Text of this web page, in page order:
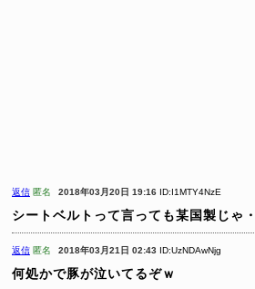
返信 匿名 2018年03月20日 19:16 ID:I1MTY4NzE
シートベルトって言っても某国製じゃ
返信 匿名 2018年03月21日 02:43 ID:UzNDAwNjg
何処かで豚が泣いてるぞｗ